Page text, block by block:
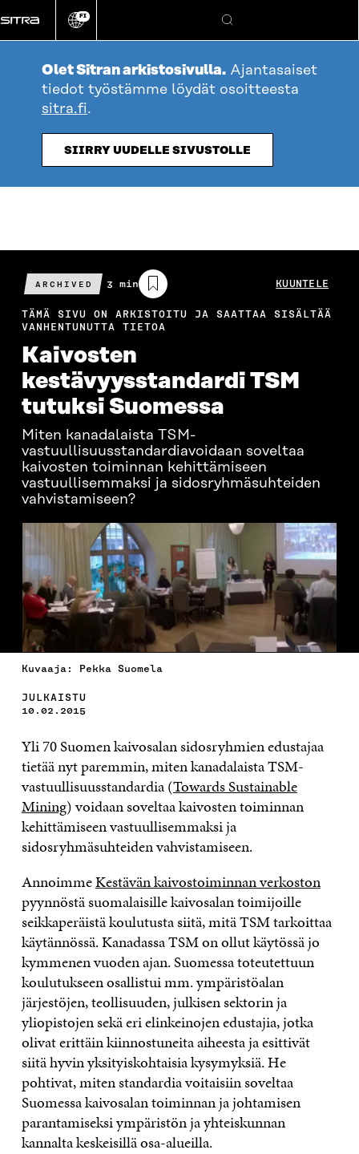
suoraan
sisältöön
Vaihda
kieli
FI
Hae
Olet Sitran arkistosivulla. Ajantasaiset
tiedot työstämme löydät osoitteesta
sitra.fi.
SIIRRY UUDELLE SIVUSTOLLE
ARCHIVED
Arvioitu
lukuaika
3 min KUUNTELE
TÄMÄ SIVU ON ARKISTOITU JA SAATTAA SISÄLTÄÄ
VANHENTUNUTTA TIETOA
Kaivosten
kestävyysstandardi TSM
tutuksi Suomessa
Miten kanadalaista TSM-
vastuullisuusstandardiavoidaan soveltaa
kaivosten toiminnan kehittämiseen
vastuullisemmaksi ja sidosryhmäsuhteiden
vahvistamiseen?
Kuvaaja: Pekka Suomela
JULKAISTU
10.02.2015
Yli 70 Suomen kaivosalan sidosryhmien edustajaa
tietää nyt paremmin, miten kanadalaista TSM-
vastuullisuusstandardia (Towards Sustainable
Mining) voidaan soveltaa kaivosten toiminnan
kehittämiseen vastuullisemmaksi ja
sidosryhmäsuhteiden vahvistamiseen.
AnnoimmeKestävän kaivostoiminnan verkoston
pyynnöstä suomalaisille kaivosalan toimijoille
seikkaperäistä koulutusta siitä, mitä TSM tarkoittaa
käytännössä. Kanadassa TSM on ollut käytössä jo
kymmenen vuoden ajan. Suomessa toteutettuun
koulutukseen osallistui mm. ympäristöalan
järjestöjen, teollisuuden, julkisen sektorin ja
yliopistojen sekä eri elinkeinojen edustajia, jotka
olivat erittäin kiinnostuneita aiheesta ja esittivät
siitä hyvin yksityiskohtaisia kysymyksiä. He
pohtivat, miten standardia voitaisiin soveltaa
Suomessa kaivosalan toiminnan ja johtamisen
parantamiseksi ympäristön ja yhteiskunnan
kannalta keskeisillä osa-alueilla.